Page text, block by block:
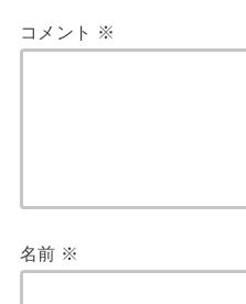
コメント ※
名前 ※